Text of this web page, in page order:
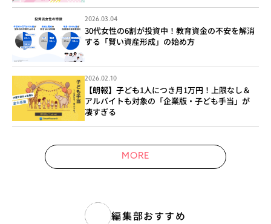
2026.03.04
30代女性の6割が投資中！教育資金の不安を解消
する「賢い資産形成」の始め方
2026.02.10
【朗報】子ども1人につき月1万円！上限なし＆
アルバイトも対象の「企業版・子ども手当」が
凄すぎる
MORE
編集部おすすめ